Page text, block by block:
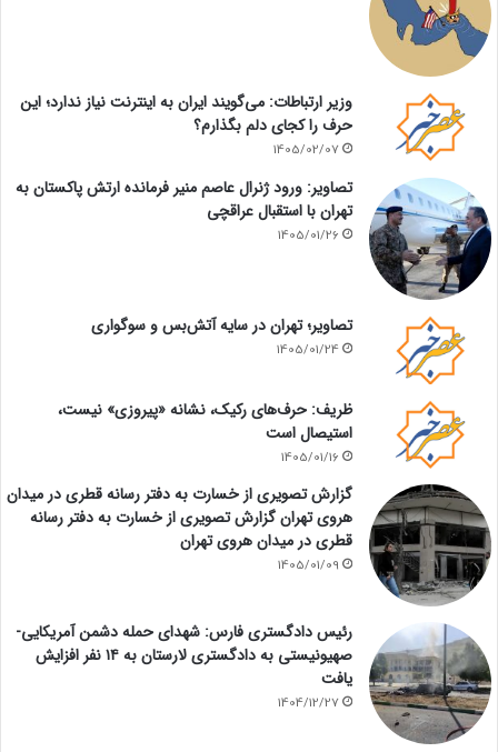
وزیر ارتباطات: می‌گویند ایران به اینترنت نیاز ندارد؛ این
حرف را کجای دلم بگذارم؟
1405/02/07
تصاویر: ورود ژنرال عاصم منیر فرمانده ارتش پاکستان به
تهران با استقبال عراقچی
1405/01/26
تصاویر؛ تهران در سایه آتش‌بس و سوگواری
1405/01/24
ظریف: حرف‌های رکیک، نشانه «پیروزی» نیست،
استیصال است
1405/01/16
گزارش تصویری از خسارت به دفتر رسانه قطری در میدان
هروی تهران گزارش تصویری از خسارت به دفتر رسانه
قطری در میدان هروی تهران
1405/01/09
رئیس دادگستری فارس: شهدای حمله دشمن آمریکایی-
صهیونیستی به دادگستری لارستان به ۱۴ نفر افزایش
یافت
1404/12/27